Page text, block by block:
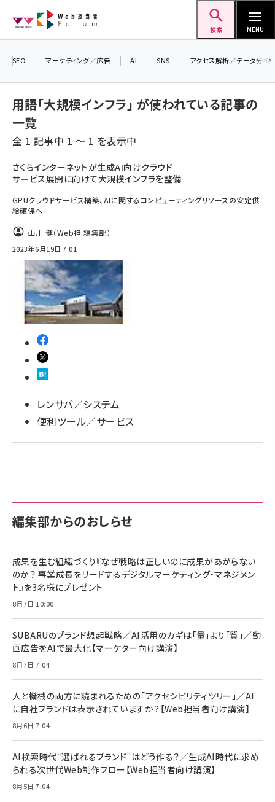
ン
検索 MENU
seo (3538)
ai (2820)
youtube (2444)
note (2322)
セミナー (2315)
z世代 (1629)
meo (1281)
llmo (1167)
SEO マーケティング／広告 AI SNS アクセス解析／データ分析
用語「大規模インフラ」 が使われている記事の
一覧
全 1 記事中 1 ～ 1 を表示中
さくらインターネットが生成AI向けクラウド
サービス展開に向けて大規模インフラを整備
GPUクラウドサービス構築、AIに関するコンピューティングリソースの安定供
給確保へ
山川 健（Web担 編集部）
2023年6月19日 7:01
レンサバ／システム
便利ツール／サービス
編集部からのおしらせ
成果を生む組織づくり『なぜ戦略は正しいのに成果があがらない
のか？ 事業成長をリードするデジタルマーケティング・マネジメン
ト』を3名様にプレゼント
8月7日 10:00
SUBARUのブランド想起戦略／AI活用のカギは「量」より「質」／動
画広告をAIで最大化【マーケター向け講演】
8月7日 7:04
人と機械の両方に読まれるための「アクセシビリティツリー」／AI
に自社ブランドは表示されていますか？【Web担当者向け講演】
8月6日 7:04
AI検索時代“選ばれるブランド”はどう作る？／生成AI時代に求め
られる次世代Web制作フロー【Web担当者向け講演】
8月5日 7:04
＼ 8月27日開催、申し込み受付中！ ／
生成AIをマーケティング等に活用するための
考え方を学べるセミナーイベント「生成AI ×
マーケティング フォーラム 2026」開催！